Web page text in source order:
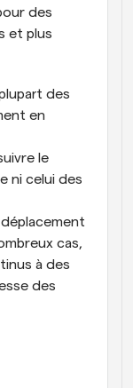
des
et plus
des
en
le
ni celui des
cas,
à des
des